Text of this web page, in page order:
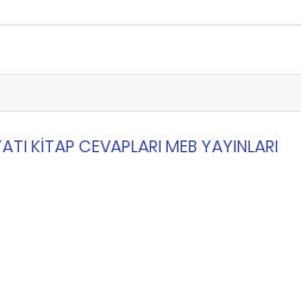
KİTAP CEVAPLARI MEB YAYINLARI